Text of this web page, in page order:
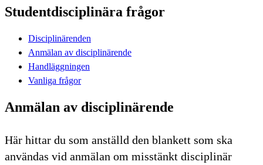
Studentdisciplinära frågor
Disciplinärenden
Anmälan av disciplinärende
Handläggningen
Vanliga frågor
Anmälan av disciplinärende
Här hittar du som anställd den blankett som ska
användas vid anmälan om misstänkt disciplinär